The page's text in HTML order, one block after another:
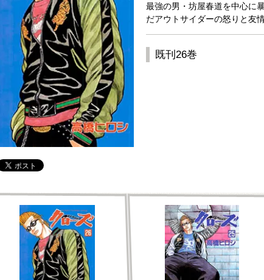
最強の男・坊屋春道を中心に
だアウトサイダーの怒りと友
既刊26巻